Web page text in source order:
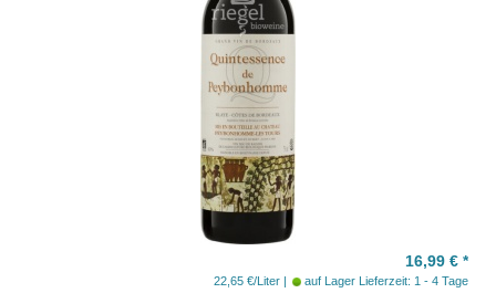
16,99 € *
22,65 €/Liter auf Lager Lieferzeit: 1 - 4 Tage